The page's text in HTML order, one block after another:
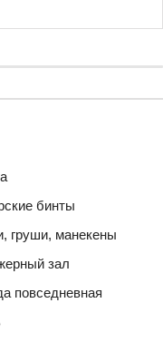
бинты
груши, манекены
зал
повседневная